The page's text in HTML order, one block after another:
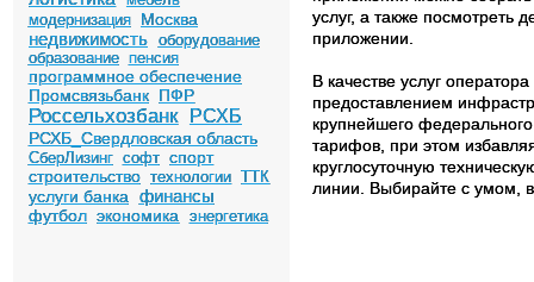
модернизация
Москва
недвижимость оборудование
образование пенсия
программное обеспечение
Промсвязьбанк ПФР
Россельхозбанк РСХБ
РСХБ_Свердловская область
СберЛизинг софт спорт
строительство технологии ТТК
услуги банка финансы
футбол экономика энергетика
услуг, а также посмотреть
приложении.
В качестве услуг
предоставлением
крупнейшего
тарифов, при этом
круглосуточную
линии. Выбирайте с умом,